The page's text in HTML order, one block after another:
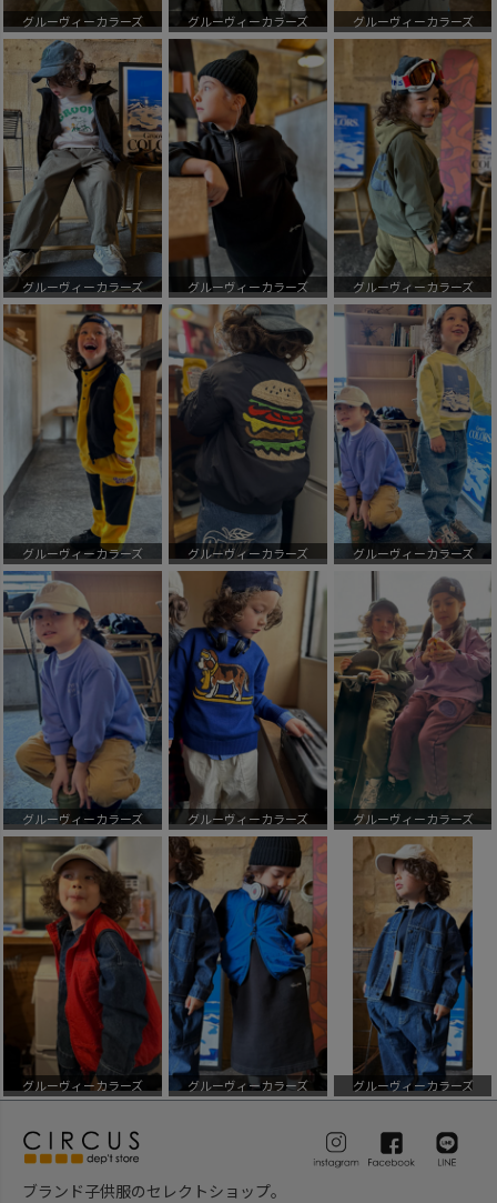
グルーヴィーカラーズ グルーヴィーカラーズ グルーヴィーカラーズ
グルーヴィーカラーズ グルーヴィーカラーズ グルーヴィーカラーズ
グルーヴィーカラーズ グルーヴィーカラーズ グルーヴィーカラーズ
グルーヴィーカラーズ グルーヴィーカラーズ グルーヴィーカラーズ
グルーヴィーカラーズ グルーヴィーカラーズ グルーヴィーカラーズ
ブランド子供服のセレクトショップ。